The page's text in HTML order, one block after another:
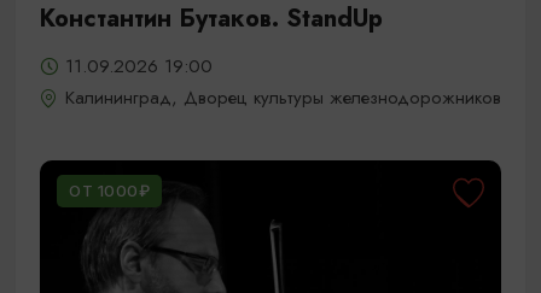
Константин Бутаков. StandUp
11.09.2026 19:00
Калининград, Дворец культуры железнодорожников
ОТ 1000₽